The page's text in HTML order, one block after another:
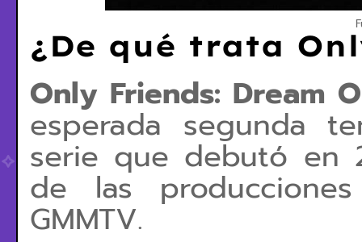
¿De qué trata
Only Friends: Dream
esperada segunda
serie que debutó en
de las
GMMTV.